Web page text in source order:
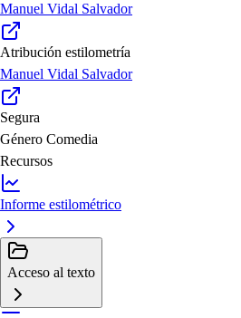
Manuel Vidal Salvador
Atribución estilometría
Manuel Vidal Salvador
Segura
Género Comedia
Recursos
Informe estilométrico
Acceso al texto